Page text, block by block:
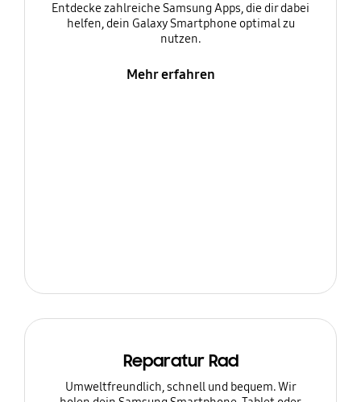
Entdecke zahlreiche Samsung Apps, die dir dabei
helfen, dein Galaxy Smartphone optimal zu
nutzen.
Mehr erfahren
Reparatur Rad
Umweltfreundlich, schnell und bequem. Wir